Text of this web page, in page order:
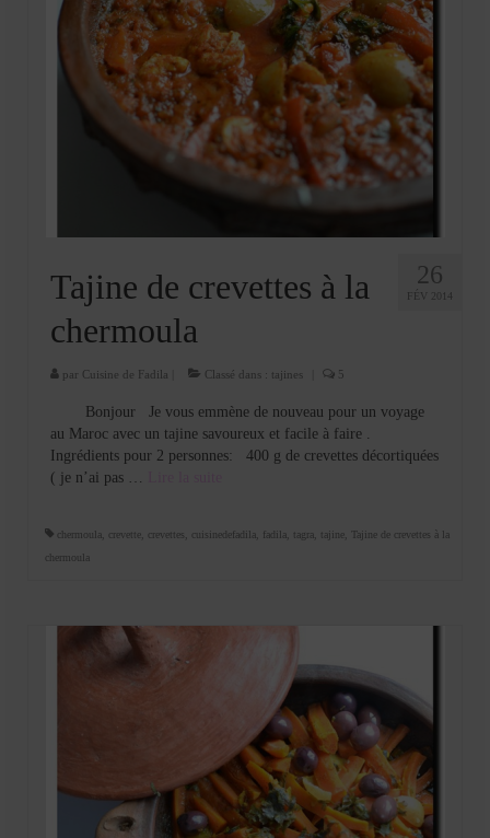
26
FÉV 2014
Tajine de crevettes à la
chermoula
par Cuisine de Fadila Classé dans : tajines 5
Bonjour Je vous emmène de nouveau pour un voyage
au Maroc avec un tajine savoureux et facile à faire .
Ingrédients pour 2 personnes: 400 g de crevettes décortiquées
( je n’ai pas …
chermoula crevette crevettes cuisinedefadila fadila tagra tajine
Tajine de crevettes à la
chermoula